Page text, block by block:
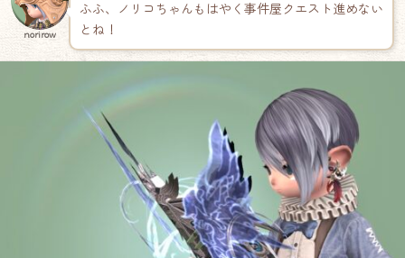
norirow
ふふ、ノリコちゃんもはやく事件屋クエスト進めない
とね！